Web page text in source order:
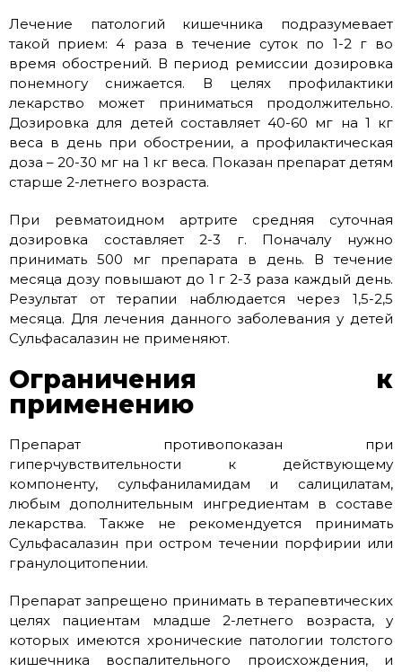
Лечение патологий кишечника подразумевает
такой прием: 4 раза в течение суток по 1-2 г во
время обострений. В период ремиссии дозировка
понемногу снижается. В целях профилактики
лекарство может приниматься продолжительно.
Дозировка для детей составляет 40-60 мг на 1 кг
веса в день при обострении, а профилактическая
доза – 20-30 мг на 1 кг веса. Показан препарат детям
старше 2-летнего возраста.
При ревматоидном артрите средняя суточная
дозировка составляет 2-3 г. Поначалу нужно
принимать 500 мг препарата в день. В течение
месяца дозу повышают до 1 г 2-3 раза каждый день.
Результат от терапии наблюдается через 1,5-2,5
месяца. Для лечения данного заболевания у детей
Сульфасалазин не применяют.
Ограничения к
применению
Препарат противопоказан при
гиперчувствительности к действующему
компоненту, сульфаниламидам и салицилатам,
любым дополнительным ингредиентам в составе
лекарства. Также не рекомендуется принимать
Сульфасалазин при остром течении порфирии или
гранулоцитопении.
Препарат запрещено принимать в терапевтических
целях пациентам младше 2-летнего возраста, у
которых имеются хронические патологии толстого
кишечника воспалительного происхождения, и